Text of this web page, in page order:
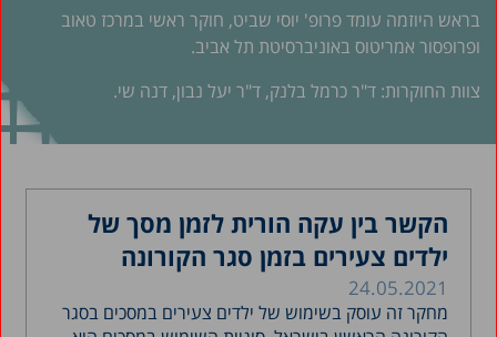
בראש היוזמה עומד פרופ' יוסי שביט, חוקר ראשי במרכז טאוב
ופרופסור אמריטוס באוניברסיטת תל אביב.
צוות החוקרות: ד"ר כרמל בלנק, ד"ר יעל נבון, דנה שי.
הקשר בין עקה הורית לזמן מסך של
ילדים צעירים בזמן סגר הקורונה
24.05.2021
מחקר זה עוסק בשימוש של ילדים צעירים במסכים בסגר